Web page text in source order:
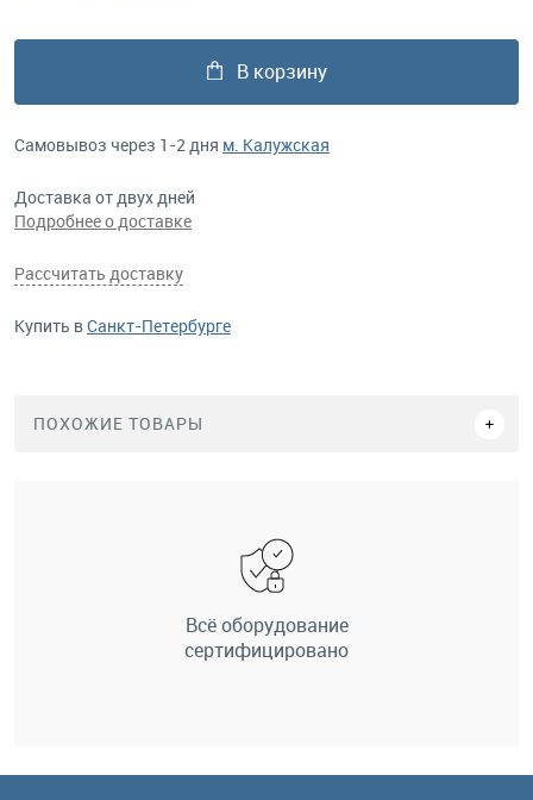
В корзину
Самовывоз через 1-2 дня м. Калужская
Доставка от двух дней
Подробнее о доставке
Рассчитать доставку
Купить вСанкт-Петербурге
ПОХОЖИЕ ТОВАРЫ
Всё оборудование
сертифицировано